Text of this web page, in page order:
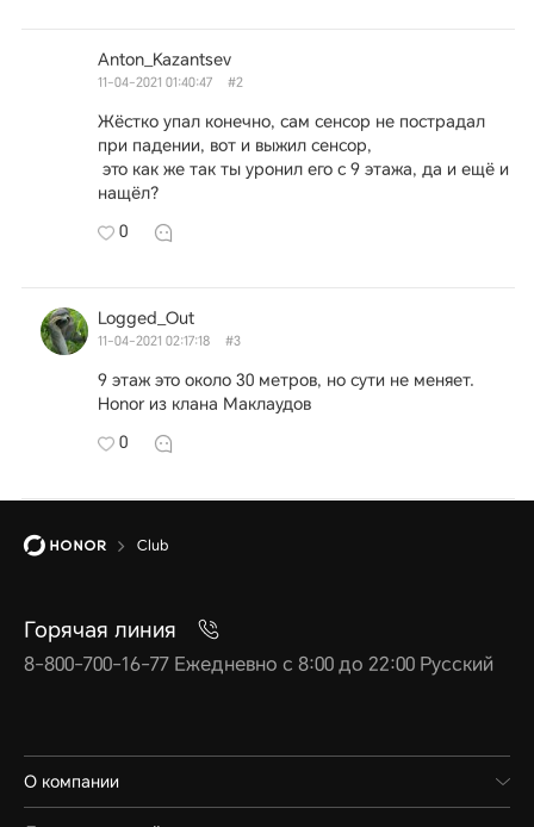
Anton_Kazantsev
11-04-2021 01:40:47 #2
Жёстко упал конечно, сам сенсор не пострадал
при падении, вот и выжил сенсор,
это как же так ты уронил его с 9 этажа, да и ещё и
нащёл?
0
Logged_Out
11-04-2021 02:17:18 #3
9 этаж это около 30 метров, но сути не меняет.
Honor из клана Маклаудов
0
Club
Горячая линия
8-800-700-16-77 Ежедневно с 8:00 до 22:00 Русский
О компании